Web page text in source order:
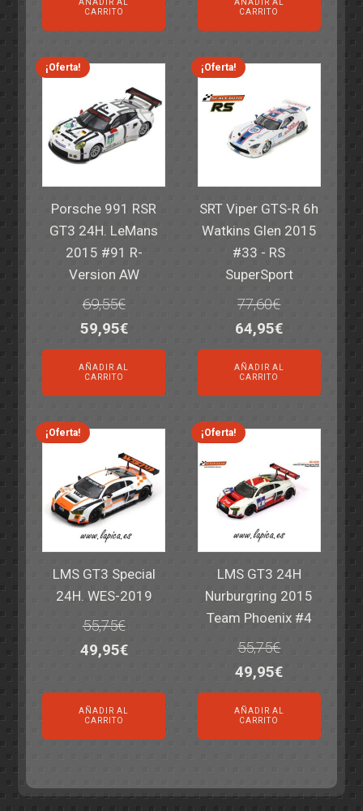
original
era:
82,40€.
es:
59,95€.
AÑADIR AL
CARRITO
original
era:
82,40€.
es:
59,95€.
AÑADIR AL
CARRITO
¡Oferta!
Porsche 991 RSR
GT3 24H. LeMans
2015 #91 R-
Version AW
69,55€
El
precio
original
era:
69,55€.
59,95€El
precio
actual
es:
59,95€.
AÑADIR AL
CARRITO
¡Oferta!
SRT Viper GTS-R 6h
Watkins Glen 2015
#33 - RS
SuperSport
77,60€
El
precio
original
era:
77,60€.
64,95€El
precio
actual
es:
64,95€.
AÑADIR AL
CARRITO
¡Oferta!
LMS GT3 Special
24H. WES-2019
55,75€
El
original
era:
49,95€El
actual
AÑADIR AL
CARRITO
¡Oferta!
LMS GT3 24H
Nurburgring 2015
Team Phoenix #4
55,75€
El
precio
original
era:
49,95€El
precio
actual
es:
AÑADIR AL
CARRITO